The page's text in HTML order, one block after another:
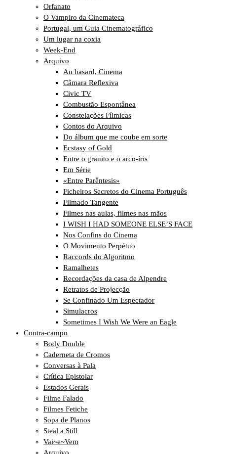
Orfanato
O Vampiro da Cinemateca
Portugal, um Guia Cinematográfico
Um lugar na coxia
Week-End
Arquivo
Au hasard, Cinema
Câmara Reflexiva
Civic TV
Combustão Espontânea
Constelações Fílmicas
Contos do Arquivo
Do álbum que me coube em sorte
Ecstasy of Gold
Entre o granito e o arco-íris
Em Série
«Entre Parêntesis»
Ficheiros Secretos do Cinema Português
Filmado Tangente
Filmes nas aulas, filmes nas mãos
I WISH I HAD SOMEONE ELSE’S FACE
Nos Confins do Cinema
O Movimento Perpétuo
Raccords do Algoritmo
Ramalhetes
Recordações da casa de Alpendre
Retratos de Projecção
Se Confinado Um Espectador
Simulacros
Sometimes I Wish We Were an Eagle
Contra-campo
Body Double
Caderneta de Cromos
Conversas à Pala
Crítica Epistolar
Estados Gerais
Filme Falado
Filmes Fetiche
Sopa de Planos
Steal a Still
Vai~e~Vem